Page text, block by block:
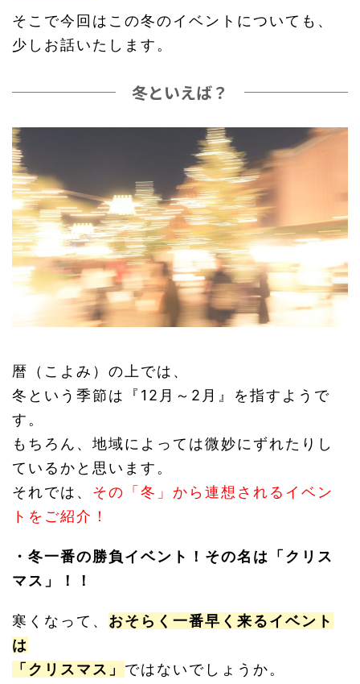
そこで今回はこの冬のイベントについても、
少しお話いたします。
冬といえば？
暦（こよみ）の上では、
冬という季節は『12月～2月』を指すようで
す。
もちろん、地域によっては微妙にずれたりし
ているかと思います。
それでは、 その「冬」から連想されるイベン
トをご紹介！
・冬一番の勝負イベント！その名は「クリス
マス」！！
寒くなって、 おそらく一番早く来るイベント
は
「クリスマス」 ではないでしょうか。